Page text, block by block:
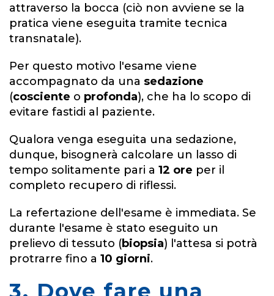
attraverso la bocca (ciò non avviene se la
pratica viene eseguita tramite tecnica
transnatale).
Per questo motivo l'esame viene
accompagnato da una sedazione
(cosciente o profonda), che ha lo scopo di
evitare fastidi al paziente.
Qualora venga eseguita una sedazione,
dunque, bisognerà calcolare un lasso di
tempo solitamente pari a 12 ore per il
completo recupero di riflessi.
La refertazione dell'esame è immediata. Se
durante l'esame è stato eseguito un
prelievo di tessuto (biopsia) l'attesa si potrà
protrarre fino a 10 giorni.
3. Dove fare una